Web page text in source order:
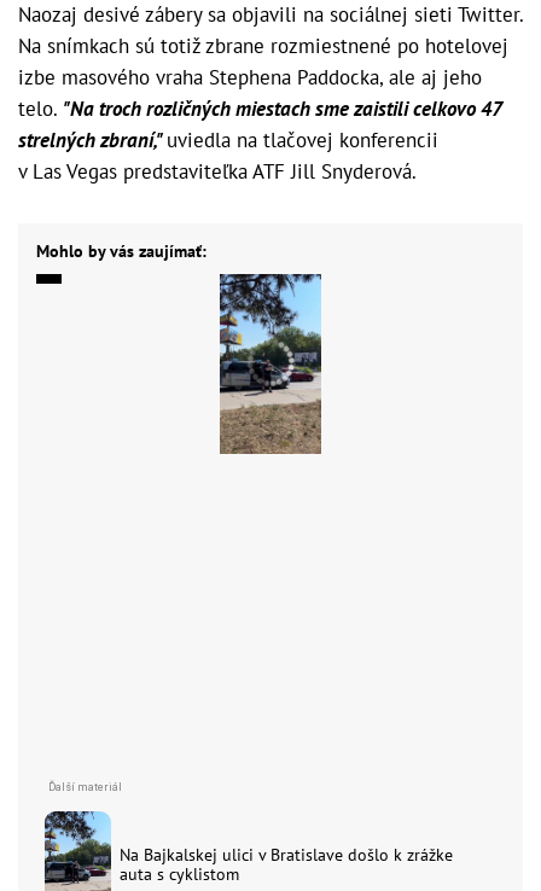
Naozaj desivé zábery sa objavili na sociálnej sieti Twitter.
Na snímkach sú totiž zbrane rozmiestnené po hotelovej
izbe masového vraha Stephena Paddocka, ale aj jeho
telo. "Na troch rozličných miestach sme zaistili celkovo 47
strelných zbraní,"uviedla na tlačovej konferencii
v Las Vegas predstaviteľka ATF Jill Snyderová.
Mohlo by vás zaujímať:
Na Bajkalskej ulici v Bratislave došlo k zrážke
auta s cyklistom